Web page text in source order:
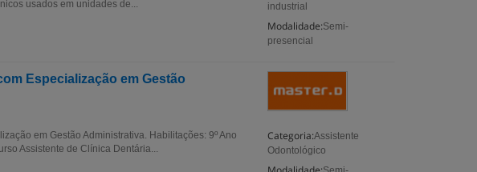
industrial
Modalidade:Semi-
presencial
usados em unidades de...
Especialização em Gestão
Categoria:Assistente
Odontológico
em Gestão Administrativa. Habilitações: 9º Ano
Assistente de Clínica Dentária...